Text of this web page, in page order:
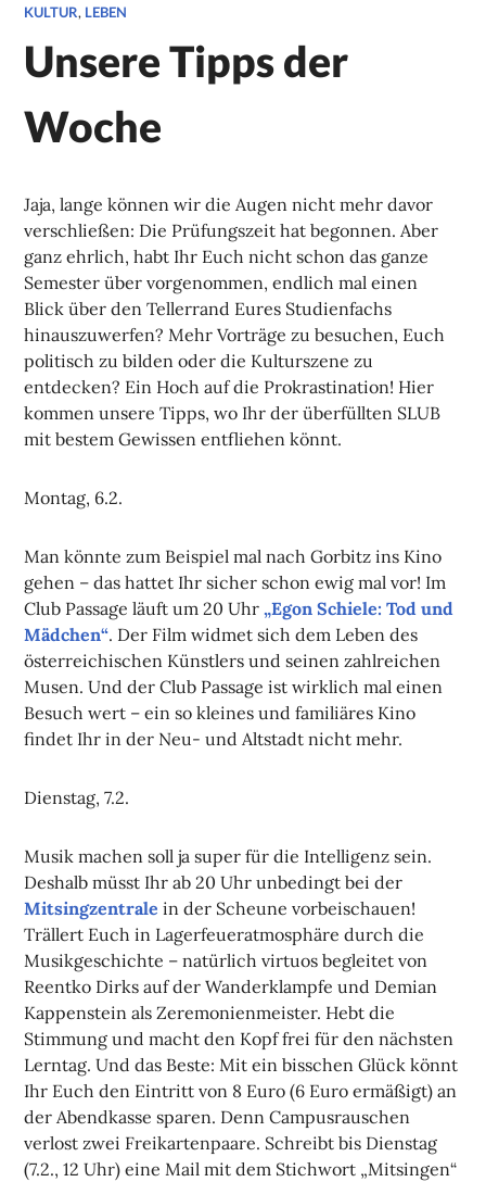
KULTUR, LEBEN
Unsere Tipps der
Woche
Jaja, lange können wir die Augen nicht mehr davor
verschließen: Die Prüfungszeit hat begonnen. Aber
ganz ehrlich, habt Ihr Euch nicht schon das ganze
Semester über vorgenommen, endlich mal einen
Blick über den Tellerrand Eures Studienfachs
hinauszuwerfen? Mehr Vorträge zu besuchen, Euch
politisch zu bilden oder die Kulturszene zu
entdecken? Ein Hoch auf die Prokrastination! Hier
kommen unsere Tipps, wo Ihr der überfüllten SLUB
mit bestem Gewissen entfliehen könnt.
Montag, 6.2.
Man könnte zum Beispiel mal nach Gorbitz ins Kino
gehen – das hattet Ihr sicher schon ewig mal vor! Im
Club Passage läuft um 20 Uhr„Egon Schiele: Tod und
Mädchen“. Der Film widmet sich dem Leben des
österreichischen Künstlers und seinen zahlreichen
Musen. Und der Club Passage ist wirklich mal einen
Besuch wert – ein so kleines und familiäres Kino
findet Ihr in der Neu- und Altstadt nicht mehr.
Dienstag, 7.2.
Musik machen soll ja super für die Intelligenz sein.
Deshalb müsst Ihr ab 20 Uhr unbedingt bei der
Mitsingzentrale in der Scheune vorbeischauen!
Trällert Euch in Lagerfeueratmosphäre durch die
Musikgeschichte – natürlich virtuos begleitet von
Reentko Dirks auf der Wanderklampfe und Demian
Kappenstein als Zeremonienmeister. Hebt die
Stimmung und macht den Kopf frei für den nächsten
Lerntag. Und das Beste: Mit ein bisschen Glück könnt
Ihr Euch den Eintritt von 8 Euro (6 Euro ermäßigt) an
der Abendkasse sparen. Denn Campusrauschen
verlost zwei Freikartenpaare. Schreibt bis Dienstag
(7.2., 12 Uhr) eine Mail mit dem Stichwort „Mitsingen“